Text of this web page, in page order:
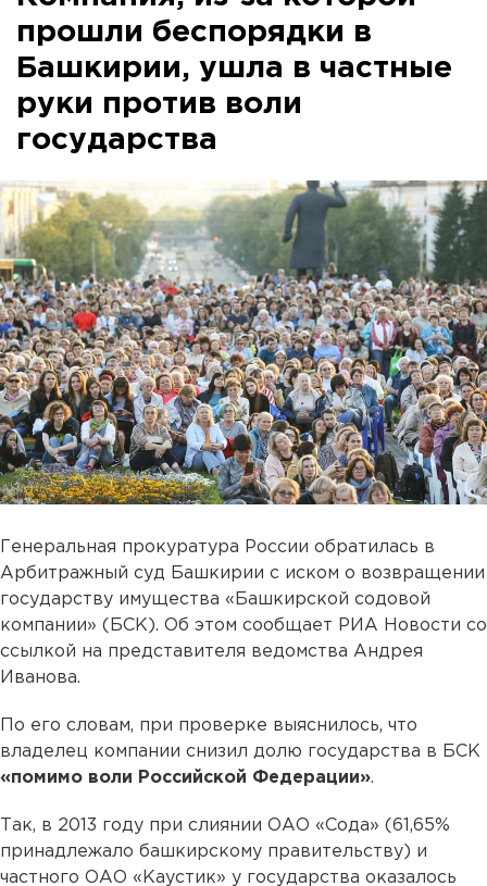
прошли беспорядки в
Башкирии, ушла в частные
руки против воли
государства
Генеральная прокуратура России обратилась в
Арбитражный суд Башкирии с иском о возвращении
государству имущества «Башкирской содовой
компании» (БСК). Об этом сообщает РИА Новости со
ссылкой на представителя ведомства Андрея
Иванова.
По его словам, при проверке выяснилось, что
владелец компании снизил долю государства в БСК
«помимо воли Российской Федерации».
Так, в 2013 году при слиянии ОАО «Сода» (61,65%
принадлежало башкирскому правительству) и
частного ОАО «Каустик» у государства оказалось